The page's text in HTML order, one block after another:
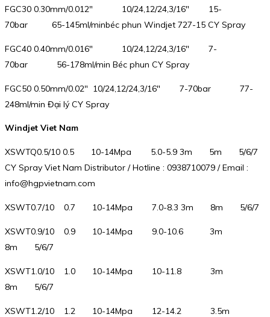
FGC30 0.30mm/0.012″ 10/24,12/24,3/16″ 15-
70bar 65-145ml/minbéc phun Windjet 727-15 CY Spray
FGC40 0.40mm/0.016″ 10/24,12/24,3/16″ 7-
70bar 56-178ml/min Béc phun CY Spray
FGC50 0.50mm/0.02″ 10/24,12/24,3/16″ 7-70bar 77-
248ml/min Đại lý CY Spray
Windjet Viet Nam
XSWTQ0.5/10 0.5 10-14Mpa 5.0-5.9 3m 5m 5/6/7
CY Spray Viet Nam Distributor / Hotline : 0938710079 / Email :
info@hgpvietnam.com
XSWT0.7/10 0.7 10-14Mpa 7.0-8.3 3m 8m 5/6/7
XSWT0.9/10 0.9 10-14Mpa 9.0-10.6 3m
8m 5/6/7
XSWT1.0/10 1.0 10-14Mpa 10-11.8 3m
8m 5/6/7
XSWT1.2/10 1.2 10-14Mpa 12-14.2 3.5m